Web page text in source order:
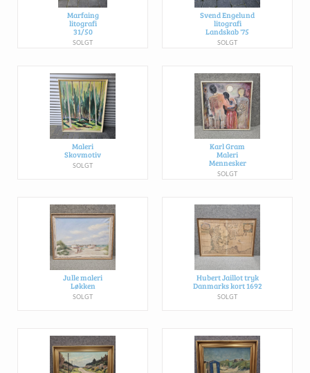
Marfaing
litografi
31/50
SOLGT
Svend Engelund
litografi
Landskab '75
SOLGT
Maleri
Skovmotiv
SOLGT
Karl Gram
Maleri
Mennesker
SOLGT
Julle maleri
Løkken
SOLGT
Hubert Jaillot tryk
Danmarks kort 1692
SOLGT